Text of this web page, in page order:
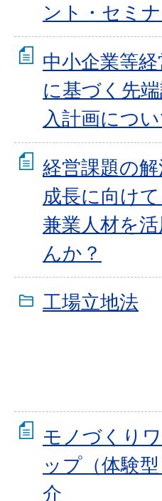
ント・セミ
中小企業等
に基づく先
入計画につ
経営課題の
成長に向けて
兼業人材を
んか？
工場立地法
モノづくり
ップ（体験
介